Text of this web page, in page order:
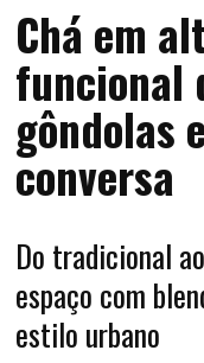
Chá em
funcional
gôndolas
conversa
Do tradicional
espaço com
estilo urbano